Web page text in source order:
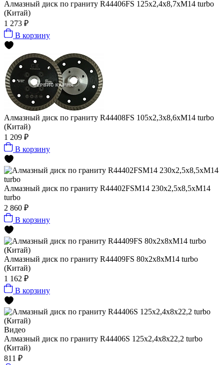
Алмазный диск по граниту R44406FS 125x2,4x8,7xМ14 turbo
(Китай)
1 273 ₽
В корзину
Алмазный диск по граниту R44408FS 105x2,3x8,6xМ14 turbo
(Китай)
1 209 ₽
В корзину
Алмазный диск по граниту R44402FSM14 230x2,5x8,5xМ14
turbo
2 860 ₽
В корзину
Алмазный диск по граниту R44409FS 80x2x8xМ14 turbo
(Китай)
1 162 ₽
В корзину
Видео
Алмазный диск по граниту R44406S 125х2,4х8х22,2 turbo
(Китай)
811 ₽